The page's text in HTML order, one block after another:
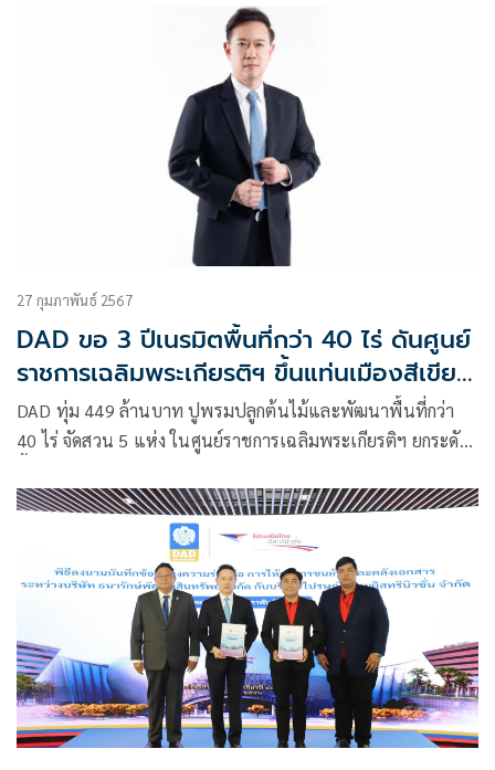
27 กุมภาพันธ์ 2567
DAD ขอ 3 ปีเนรมิตพื้นที่กว่า 40 ไร่ ดันศูนย์
ราชการเฉลิมพระเกียรติฯ ขึ้นแท่นเมืองสีเขียว
แหล่งโอโซนใหม่ “แจ้งวัฒนะ”
DAD ทุ่ม 449 ล้านบาท ปูพรมปลูกต้นไม้และพัฒนาพื้นที่กว่า
40 ไร่ จัดสวน 5 แห่ง ในศูนย์ราชการเฉลิมพระเกียรติฯ ยกระดับ